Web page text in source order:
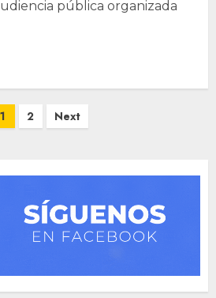
pública organizada
1 2 Next